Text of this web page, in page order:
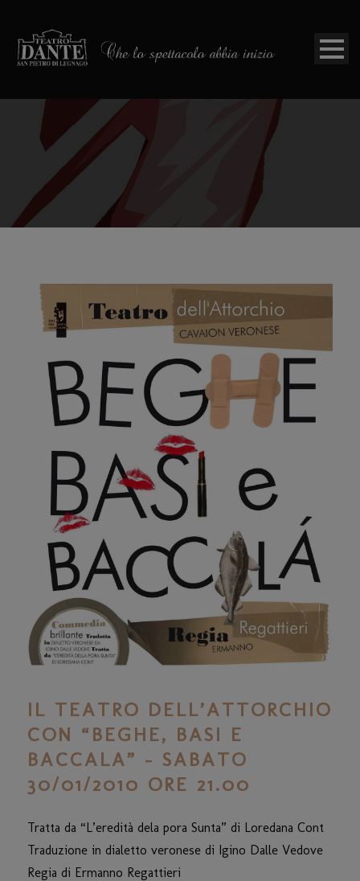
IL TEATRO DELL’ATTORCHIO
CON “BEGHE, BASI E
BACCALA” – SABATO
30/01/2010 ORE 21.00
Tratta da “L’eredità dela pora Sunta” di Loredana Cont
Traduzione in dialetto veronese di Igino Dalle Vedove
Regia di Ermanno Regattieri